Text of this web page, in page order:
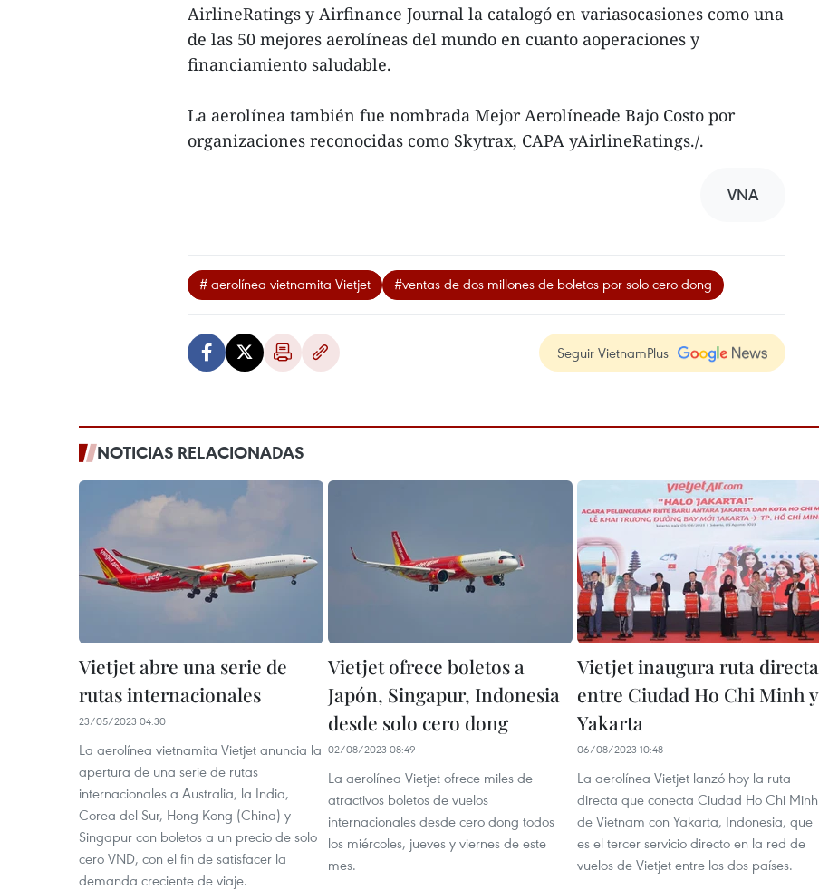
AirlineRatings y Airfinance Journal la catalogó en variasocasiones como una
de las 50 mejores aerolíneas del mundo en cuanto aoperaciones y
financiamiento saludable.
La aerolínea también fue nombrada Mejor Aerolíneade Bajo Costo por
organizaciones reconocidas como Skytrax, CAPA yAirlineRatings./.
VNA
# aerolínea vietnamita Vietjet #ventas de dos millones de boletos por solo cero dong
Seguir VietnamPlus
NOTICIAS RELACIONADAS
Vietjet abre una serie de
rutas internacionales
23/05/2023 04:30
La aerolínea vietnamita Vietjet anuncia la
apertura de una serie de rutas
internacionales a Australia, la India,
Corea del Sur, Hong Kong (China) y
Singapur con boletos a un precio de solo
cero VND, con el fin de satisfacer la
demanda creciente de viaje.
Vietjet ofrece boletos a
Japón, Singapur, Indonesia
desde solo cero dong
02/08/2023 08:49
La aerolínea Vietjet ofrece miles de
atractivos boletos de vuelos
internacionales desde cero dong todos
los miércoles, jueves y viernes de este
mes.
Vietjet inaugura ruta directa
entre Ciudad Ho Chi Minh y
Yakarta
06/08/2023 10:48
La aerolínea Vietjet lanzó hoy la ruta
directa que conecta Ciudad Ho Chi Minh
de Vietnam con Yakarta, Indonesia, que
es el tercer servicio directo en la red de
vuelos de Vietjet entre los dos países.